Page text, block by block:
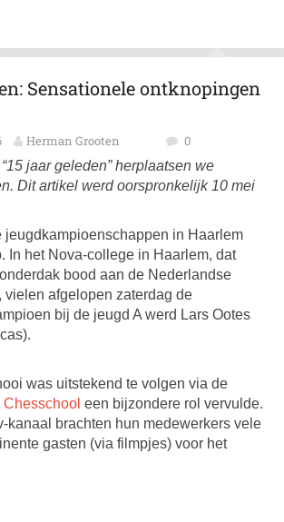
Sensationele ontknopingen
Herman Grooten 0
jaar geleden” herplaatsen we
Dit artikel werd oorspronkelijk 10 mei
jeugdkampioenschappen in Haarlem
In het Nova-college in Haarlem, dat
bood aan de Nederlandse
vielen afgelopen zaterdag de
bij de jeugd A werd Lars Ootes
was uitstekend te volgen via de
Chesschool een bijzondere rol vervulde.
kanaal brachten hun medewerkers vele
gasten (via filmpjes) voor het